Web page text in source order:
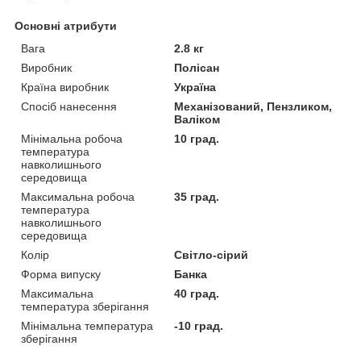
Основні атрибути
Вага
2.8 кг
Виробник
Полісан
Країна виробник
Україна
Спосіб нанесення
Механізований, Пензликом,
Валіком
Мінімальна робоча
температура
навколишнього
середовища
10 град.
Максимальна робоча
температура
навколишнього
середовища
35 град.
Колір
Світло-сірий
Форма випуску
Банка
Максимальна
температура зберігання
40 град.
Мінімальна температура
зберігання
-10 град.